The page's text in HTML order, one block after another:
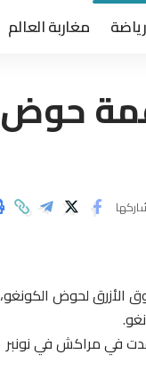
رياضة مغاربة العالم
حوض
الأزرق لحوض الكونغو،
في مراكش في نونبر